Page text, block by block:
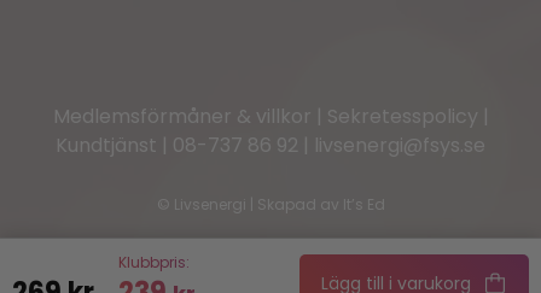
Klubbpris:
Lägg till i varukorg
Medlemsförmåner & villkor | Sekretesspolicy |
Kundtjänst | 08-737 86 92 | livsenergi@fsys.se
© Livsenergi | Skapad av It’s Ed